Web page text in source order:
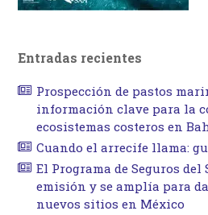
Entradas recientes
Prospección de pastos
información clave para la
ecosistemas costeros en
Cuando el arrecife llama:
El Programa de Seguros
emisión y se amplía para
nuevos sitios en México